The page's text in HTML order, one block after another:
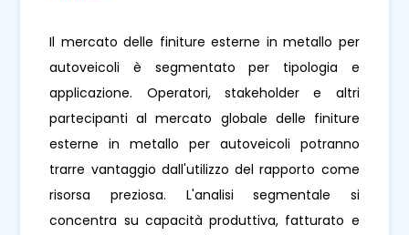
Il mercato delle finiture esterne in metallo per
autoveicoli è segmentato per tipologia e
applicazione. Operatori, stakeholder e altri
partecipanti al mercato globale delle finiture
esterne in metallo per autoveicoli potranno
trarre vantaggio dall'utilizzo del rapporto come
risorsa preziosa. L'analisi segmentale si
concentra su capacità produttiva, fatturato e